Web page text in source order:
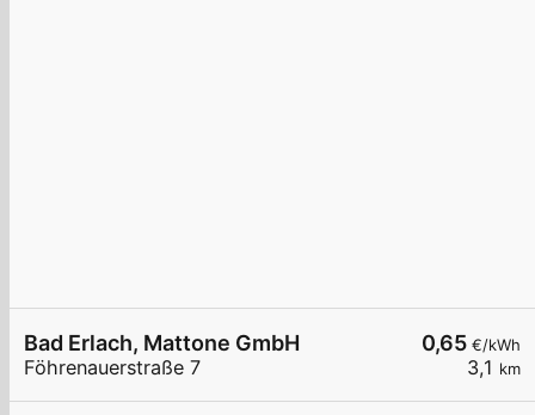
0,65 €/kWh
3,1 km
Bad Erlach, Mattone GmbH
Föhrenauerstraße 7